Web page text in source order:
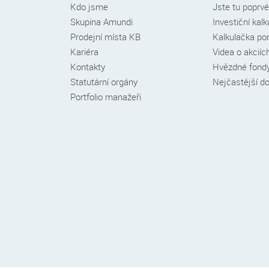
patičce
Kdo jsme
Skupina Amundi
Prodejní místa KB
Kariéra
Kontakty
Statutární orgány
Portfolio manažeři
Jste tu
Investiční
Kalkulačka
Videa o
Hvězdné
Nejčastější